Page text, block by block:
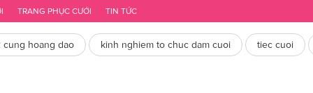
cưới mới nhất Dự trù chi phí đám cưới
cung hoang dao kinh nghiem to chuc dam cuoi tiec cuoi
TRANG PHỤC CƯỚI TIN TỨC